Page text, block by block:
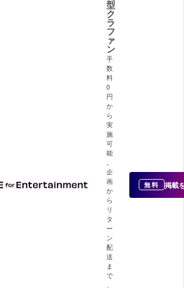
型
ク
ラ
フ
ァ
ン
手
数
料
0
円
か
ら
実
施
可
能
企
画
か
ら
リ
タ
ー
ン
配
送
ま
で
無料 掲載